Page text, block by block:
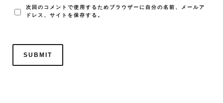
次回のコメントで使用するためブラウザーに自分の名前、メールア
ドレス、サイトを保存する。